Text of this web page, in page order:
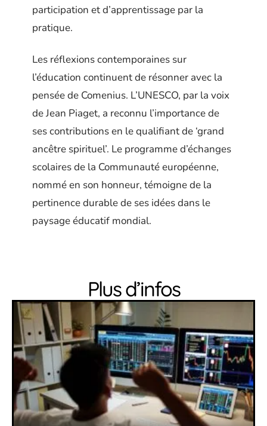
participation et d’apprentissage par la
pratique.
Les réflexions contemporaines sur
l’éducation continuent de résonner avec la
pensée de Comenius. L’UNESCO, par la voix
de Jean Piaget, a reconnu l’importance de
ses contributions en le qualifiant de ‘grand
ancêtre spirituel’. Le programme d’échanges
scolaires de la Communauté européenne,
nommé en son honneur, témoigne de la
pertinence durable de ses idées dans le
paysage éducatif mondial.
Plus d’infos